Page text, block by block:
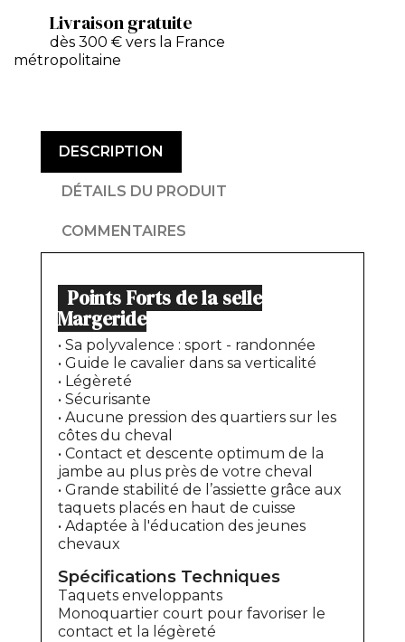
Livraison gratuite
dès 300 € vers la France
métropolitaine
DESCRIPTION
DÉTAILS DU PRODUIT
COMMENTAIRES
Points Forts de la selle
Margeride
• Sa polyvalence : sport - randonnée
• Guide le cavalier dans sa verticalité
• Légèreté
• Sécurisante
• Aucune pression des quartiers sur les
côtes du cheval
• Contact et descente optimum de la
jambe au plus près de votre cheval
• Grande stabilité de l’assiette grâce aux
taquets placés en haut de cuisse
• Adaptée à l'éducation des jeunes
chevaux
Spécifications Techniques
Taquets enveloppants
Monoquartier court pour favoriser le
contact et la légèreté